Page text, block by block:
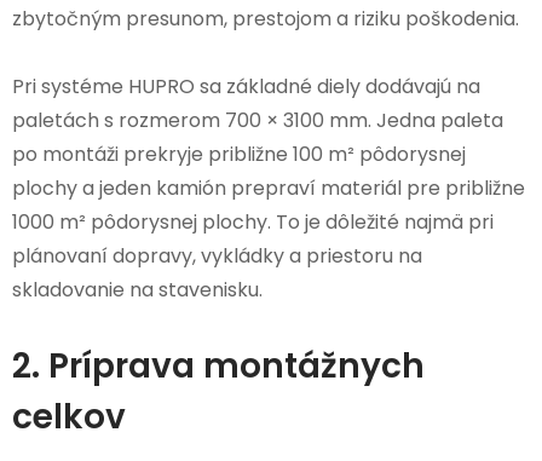
zbytočným presunom, prestojom a riziku poškodenia.
Pri systéme HUPRO sa základné diely dodávajú na
paletách s rozmerom 700 × 3100 mm. Jedna paleta
po montáži prekryje približne 100 m² pôdorysnej
plochy a jeden kamión prepraví materiál pre približne
1000 m² pôdorysnej plochy. To je dôležité najmä pri
plánovaní dopravy, vykládky a priestoru na
skladovanie na stavenisku.
2. Príprava montážnych
celkov